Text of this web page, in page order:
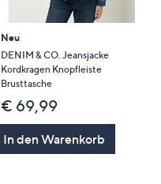
Neu
DENIM & CO. Jeansjacke
Kordkragen Knopfleiste
Brusttasche
€ 69,99
In den Warenkorb